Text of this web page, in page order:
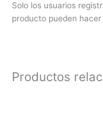
Solo los usuarios
producto pueden
Productos